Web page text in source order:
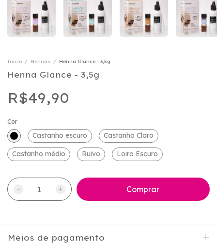
Início / Hennas / Henna Glance - 3,5g
Henna Glance - 3,5g
R$49,90
Cor
Castanho escuro Castanho Claro
Castanho médio Ruivo Loiro Escuro
Meios de pagamento